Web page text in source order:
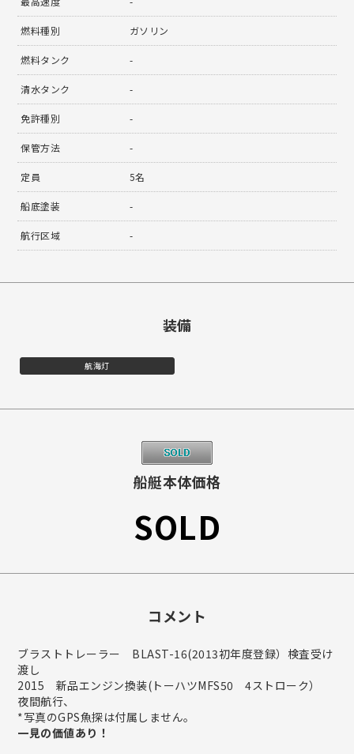
燃料種別 ガソリン
燃料タンク -
清水タンク -
免許種別 -
保管方法 -
定員 5名
船底塗装 -
航行区域 -
装備
航海灯
船艇本体価格
SOLD
コメント
ブラストトレーラー BLAST-16(2013初年度登録）検査受け
渡し
2015 新品エンジン換装(トーハツMFS50 4ストローク）
夜間航行、
*写真のGPS魚探は付属しません。
一見の価値あり！